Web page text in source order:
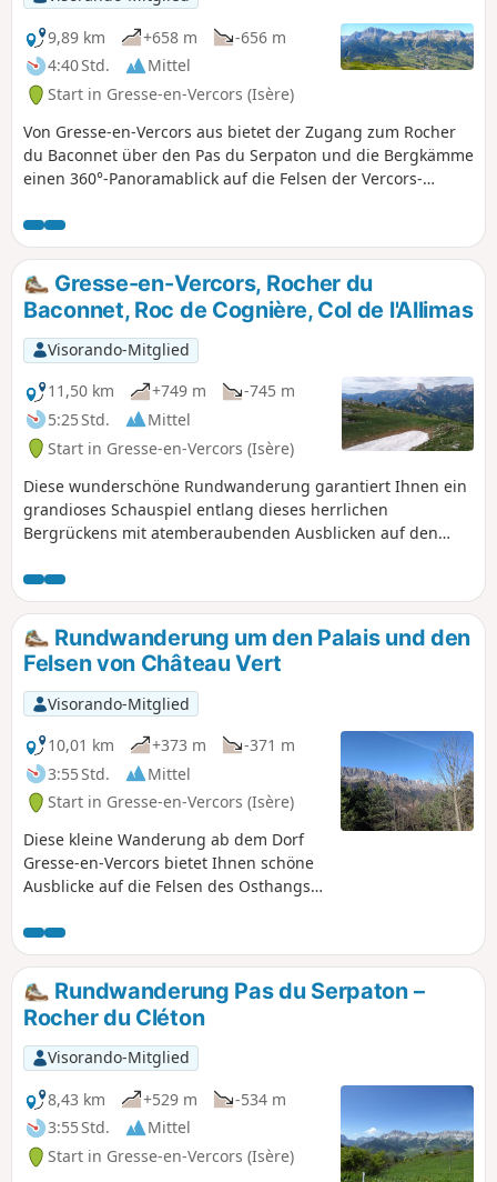
9,89 km
+658 m
-656 m
4:40 Std.
Mittel
Start in Gresse-en-Vercors (Isère)
Von Gresse-en-Vercors aus bietet der Zugang zum Rocher
du Baconnet über den Pas du Serpaton und die Bergkämme
einen 360°-Panoramablick auf die Felsen der Vercors-
Massive von Dévoluy und Écrins im Osten und die Massive
von Chartreuse und Belledonne im Norden.
Gresse-en-Vercors, Rocher du
Baconnet, Roc de Cognière, Col de l'Allimas
Visorando-Mitglied
11,50 km
+749 m
-745 m
5:25 Std.
Mittel
Start in Gresse-en-Vercors (Isère)
Diese wunderschöne Rundwanderung garantiert Ihnen ein
grandioses Schauspiel entlang dieses herrlichen
Bergrückens mit atemberaubenden Ausblicken auf den
Aiguille sowie das Trièves mit dem Obiou und dem Grand
Ferrand bis hin zu den Gebirgsmassiven des Oisans,
Taillefer und sogar Belledonne.
Rundwanderung um den Palais und den
Felsen von Château Vert
Visorando-Mitglied
10,01 km
+373 m
-371 m
3:55 Std.
Mittel
Start in Gresse-en-Vercors (Isère)
Diese kleine Wanderung ab dem Dorf
Gresse-en-Vercors bietet Ihnen schöne
Ausblicke auf die Felsen des Osthangs
Moucherolle und weiter auf den
Serpaton und den Rocher du Baconnet.
Die Route, die oft durch den Wald führt,
ermöglicht es Ihnen zudem, zwei kleine,
recht kuriose Gipfel zu entdecken: Le
Palais und Château Vert, kleine Felsen,
die aus einem herrlichen Wald
herausragen.
Rundwanderung Pas du Serpaton –
Rocher du Cléton
Visorando-Mitglied
8,43 km
+529 m
-534 m
3:55 Std.
Mittel
Start in Gresse-en-Vercors (Isère)